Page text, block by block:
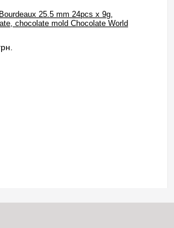
25.5 mm 24pcs x 9g,
chocolate mold Chocolate World